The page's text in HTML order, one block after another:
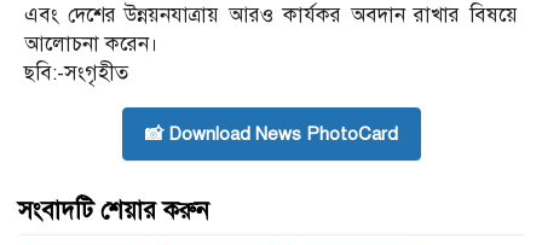
এবং দেশের উন্নয়নযাত্রায় আরও কার্যকর অবদান রাখার বিষয়ে
আলোচনা করেন।
ছবি:-সংগৃহীত
📸 Download News PhotoCard
সংবাদটি শেয়ার করুন